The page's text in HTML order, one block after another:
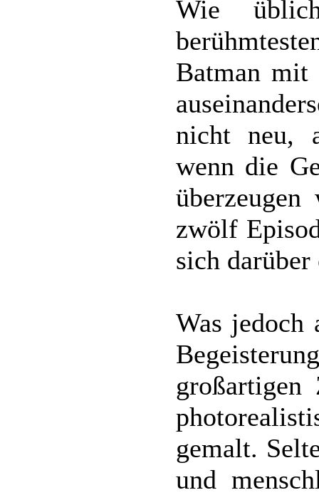
Wie
Batman mit
nicht neu,
wenn die
zwölf
sich
Was
großartigen
gemalt.
und